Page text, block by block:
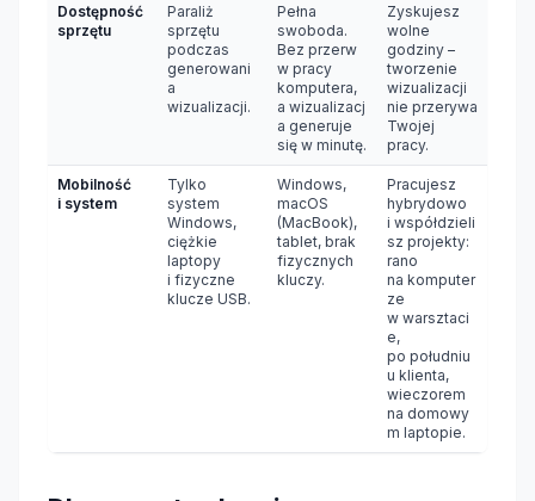
Dostępność
sprzętu
Paraliż
sprzętu
podczas
generowani
a
wizualizacji.
Pełna
swoboda.
Bez przerw
w pracy
komputera,
a wizualizacj
a generuje
się w minutę.
Zyskujesz
wolne
godziny –
tworzenie
wizualizacji
nie przerywa
Twojej
pracy.
Mobilność
i system
Tylko
system
Windows,
ciężkie
laptopy
i fizyczne
klucze USB.
Windows,
macOS
(MacBook),
tablet, brak
fizycznych
kluczy.
Pracujesz
hybrydowo
i współdzieli
sz projekty:
rano
na komputer
ze
w warsztaci
e,
po południu
u klienta,
wieczorem
na domowy
m laptopie.